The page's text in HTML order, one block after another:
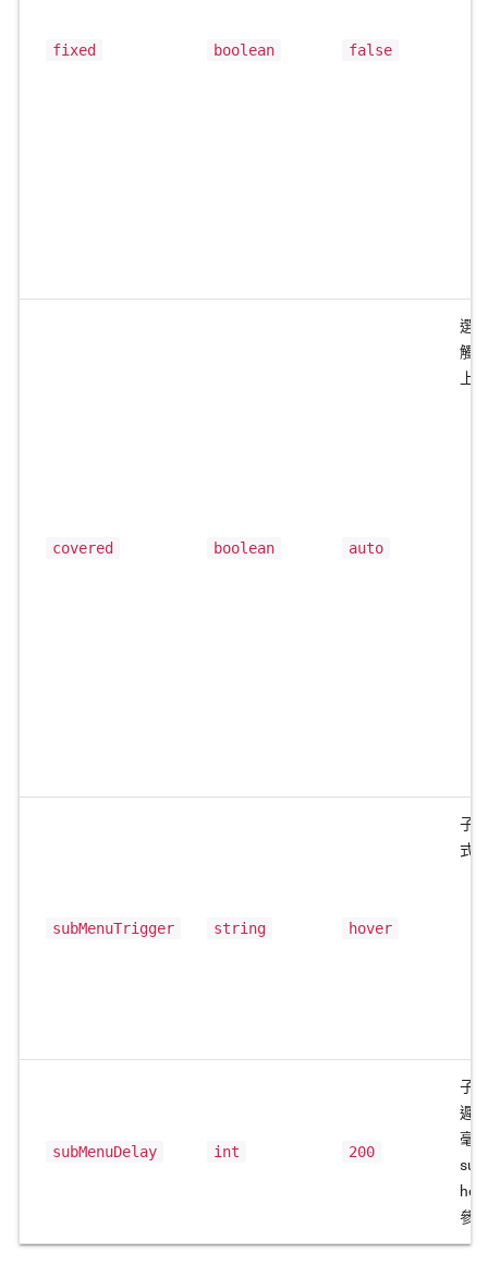
fixed boolean false
covered boolean auto
選
觸
上
subMenuTrigger string hover
子
式
subMenuDelay int 200
子
遲
毫
參